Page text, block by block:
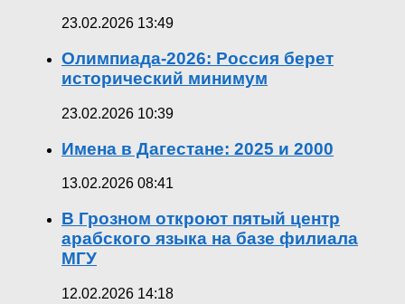
23.02.2026 13:49
Олимпиада-2026: Россия берет
исторический минимум
23.02.2026 10:39
Имена в Дагестане: 2025 и 2000
13.02.2026 08:41
В Грозном откроют пятый центр
арабского языка на базе филиала
МГУ
12.02.2026 14:18